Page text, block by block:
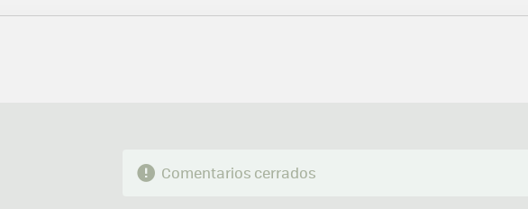
MAIL
Comentarios cerrados